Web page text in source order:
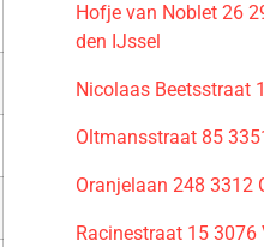
Hofje van Noblet 26
den IJssel
Nicolaas Beetsstraat
Oltmansstraat 85
Oranjelaan 248 3312
Racinestraat 15 3076